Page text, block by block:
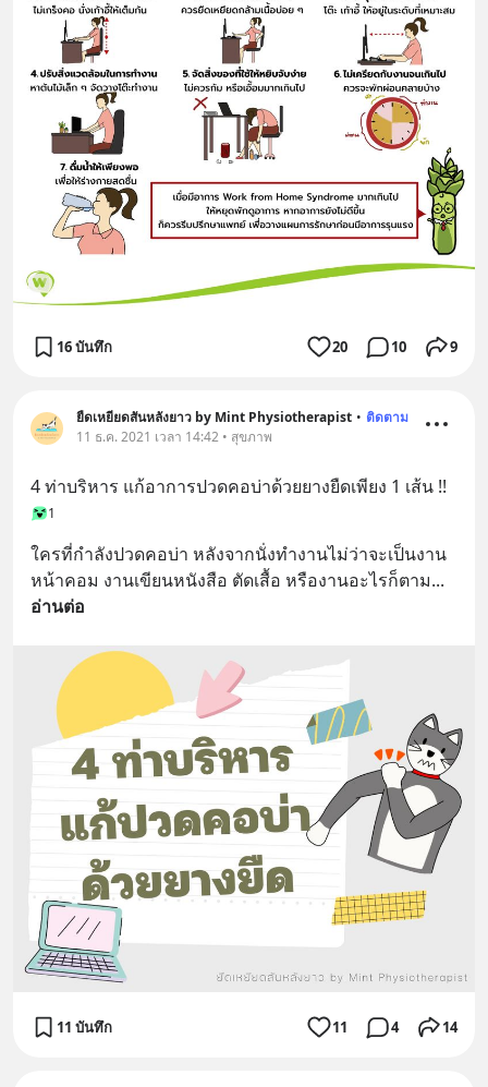
16 บันทึก 20 10 9
ยืดเหยียดสันหลังยาว by Mint Physiotherapist • ติดตาม
11 ธ.ค. 2021 เวลา 14:42 • สุขภาพ
4 ท่าบริหาร แก้อาการปวดคอบ่าด้วยยางยืดเพียง 1 เส้น !!
1
ใครที่กำลังปวดคอบ่า หลังจากนั่งทำงานไม่ว่าจะเป็นงาน
หน้าคอม งานเขียนหนังสือ ตัดเสื้อ หรืองานอะไรก็ตาม
อ่านต่อ
11 บันทึก 11 4 14